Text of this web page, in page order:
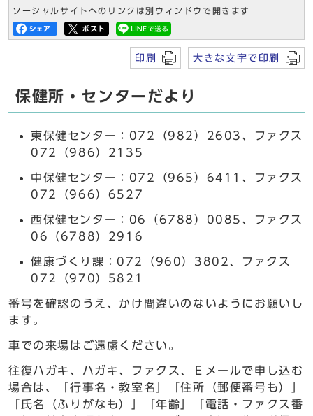
ソーシャルサイトへのリンクは別ウィンドウで開きます
印刷 大きな文字で印刷
保健所・センターだより
東保健センター：072（982）2603、ファクス
072（986）2135
中保健センター：072（965）6411、ファクス
072（966）6527
西保健センター：06（6788）0085、ファクス
06（6788）2916
健康づくり課：072（960）3802、ファクス
072（970）5821
番号を確認のうえ、かけ間違いのないようにお願いし
ます。
車での来場はご遠慮ください。
往復ハガキ、ハガキ、ファクス、Ｅメールで申し込む
場合は、「行事名・教室名」「住所（郵便番号も）」
「氏名（ふりがなも）」「年齢」「電話・ファクス番